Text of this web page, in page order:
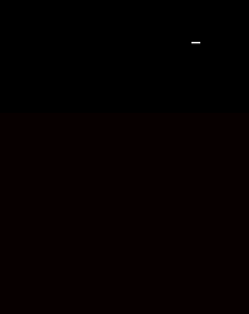
-